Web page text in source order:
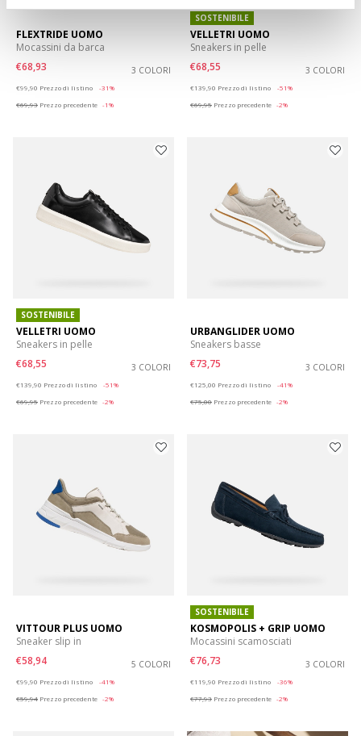
FLEXTRIDE UOMO
Mocassini da barca
€68,93
3 COLORI
€99,90 Prezzo di listino
-31%
€69,93 Prezzo precedente -1%
SOSTENIBILE
VELLETRI UOMO
Sneakers in pelle
€68,55
3 COLORI
€139,90 Prezzo di listino
-51%
€69,95 Prezzo precedente -2%
SOSTENIBILE
VELLETRI UOMO
Sneakers in pelle
€68,55
3 COLORI
€139,90 Prezzo di listino
-51%
€69,95 Prezzo precedente -2%
URBANGLIDER UOMO
Sneakers basse
€73,75
3 COLORI
€125,00 Prezzo di listino
-41%
€75,00 Prezzo precedente -2%
VITTOUR PLUS UOMO
Sneaker slip in
€58,94
5 COLORI
€99,90 Prezzo di listino
-41%
€59,94 Prezzo precedente -2%
SOSTENIBILE
KOSMOPOLIS + GRIP UOMO
Mocassini scamosciati
€76,73
3 COLORI
€119,90 Prezzo di listino
-36%
€77,93 Prezzo precedente -2%